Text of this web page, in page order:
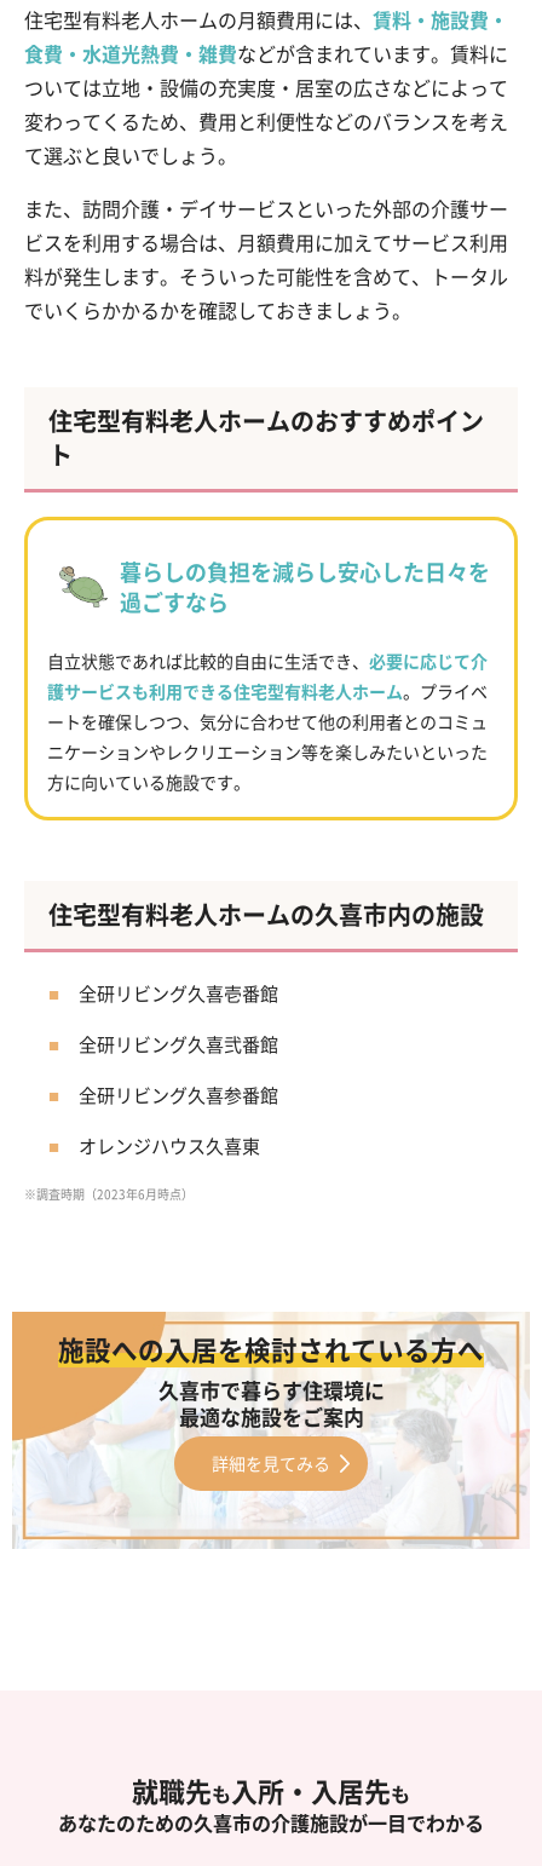
住宅型有料老人ホームの月額費用には、 賃料・施設費・
食費・水道光熱費・雑費などが含まれています。賃料に
ついては立地・設備の充実度・居室の広さなどによって
変わってくるため、費用と利便性などのバランスを考え
て選ぶと良いでしょう。
また、訪問介護・デイサービスといった外部の介護サー
ビスを利用する場合は、月額費用に加えてサービス利用
料が発生します。そういった可能性を含めて、トータル
でいくらかかるかを確認しておきましょう。
住宅型有料老人ホームのおすすめポイン
ト
暮らしの負担を減らし安心した日々を
過ごすなら
自立状態であれば比較的自由に生活でき、 必要に応じて介
護サービスも利用できる住宅型有料老人ホーム。プライベ
ートを確保しつつ、気分に合わせて他の利用者とのコミュ
ニケーションやレクリエーション等を楽しみたいといった
方に向いている施設です。
住宅型有料老人ホームの久喜市内の施設
全研リビング久喜壱番館
全研リビング久喜弐番館
全研リビング久喜参番館
オレンジハウス久喜東
※調査時期（2023年6月時点）
施設への入居を検討されている方へ
久喜市で暮らす住環境に
最適な施設をご案内
詳細を見てみる
就職先も入所・入居先も
あなたのための久喜市の介護施設が一目でわかる